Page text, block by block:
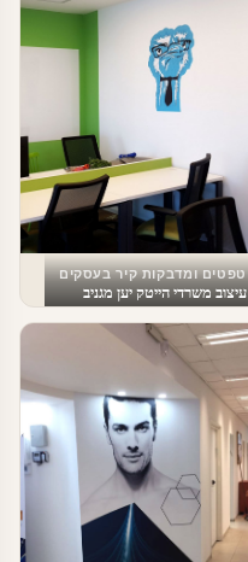
טפטים ומדבקות קיר בעסקים
עיצוב משרדי הייטק יען מגניב